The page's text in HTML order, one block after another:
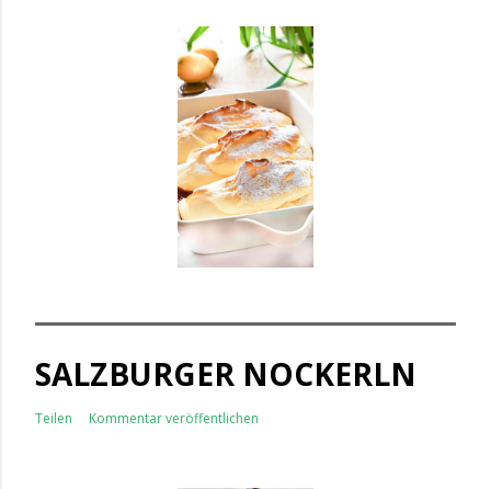
SALZBURGER NOCKERLN
Teilen Kommentar veröffentlichen